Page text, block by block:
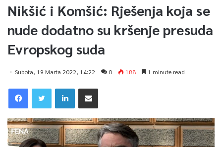
Nikšić i Komšić: Rješenja koja se
nude dodatno su kršenje presuda
Evropskog suda
Subota, 19 Marta 2022, 14:22 0 188 1 minute read